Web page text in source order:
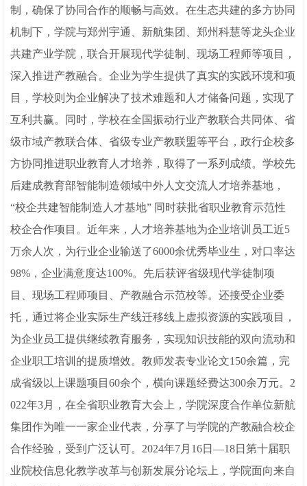
制，确保了协同合作的顺畅与高效。在生态共建的多方协同
机制下，学院与郑州宇通、新航集团、郑州科慧等龙头企业
共建产业学院，联合开展现代学徒制、现场工程师等项目，
深入推进产教融合。企业为学生提供了真实的实践环境和项
目，学校则为企业解决了技术难题和人才储备问题，实现了
互利共赢。同时，学校在全国振动行业产教联合共同体、省
级市域产教联合体、省级专业产教联盟等平台，政行企校多
方协同推进职业教育人才培养，取得了一系列成绩。学校先
后建成教育部智能制造领域中外人文交流人才培养基地，
“校企共建智能制造人才基地” 同时获批省职业教育示范性
校企合作项目。近年来，人才培养基地为企业培训员工近5
万余人次，为行业企业输送了6000余优秀毕业生，对口率达
98%，企业满意度达100%。先后获评省级现代学徒制项
目、现场工程师项目、产教融合示范校等。还接受企业委
托，通过将企业实际生产线迁移线上虚拟资源的实践项目，
为企业员工提供继续教育服务，实现知识技能的双向流动和
企业职工培训的提质增效。教师发表专业论文150余篇，完
成省级以上课题项目60余个，横向课题经费达300余万元。2
022年3月，在全省职业教育大会上，学院深度合作单位新航
集团作为唯一一家企业代表，分享了与学院的产教融合校企
合作经验，受到广泛认可。2024年7月16日—18日第十届职
业院校信息化教学改革与创新发展分论坛上，学院面向来自